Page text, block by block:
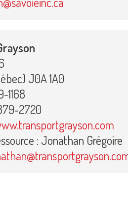
J0A 1A0
1168
2720
: Jonathan Grégoire